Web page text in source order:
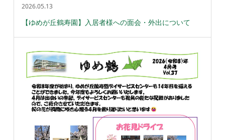
2026.05.13
【ゆめが丘鶴寿園】入居者様への面会・外出について